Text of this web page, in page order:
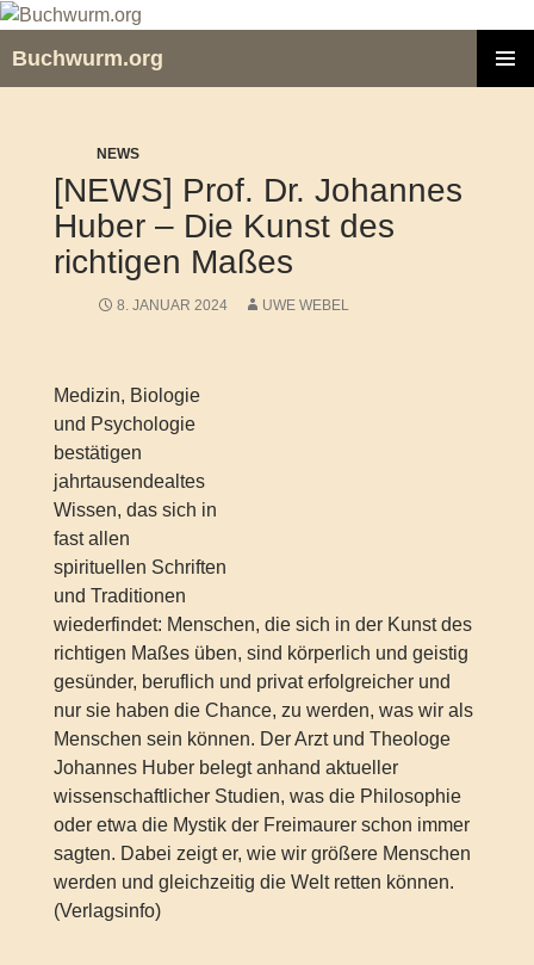
Zum
springen
Buchwurm.org
NEWS
[NEWS] Prof. Dr. Johannes
Huber – Die Kunst des
richtigen Maßes
8. JANUAR 2024 UWE WEBEL
Medizin, Biologie
und Psychologie
bestätigen
jahrtausendealtes
Wissen, das sich in
fast allen
spirituellen Schriften
und Traditionen
wiederfindet: Menschen, die sich in der Kunst des
richtigen Maßes üben, sind körperlich und geistig
gesünder, beruflich und privat erfolgreicher und
nur sie haben die Chance, zu werden, was wir als
Menschen sein können. Der Arzt und Theologe
Johannes Huber belegt anhand aktueller
wissenschaftlicher Studien, was die Philosophie
oder etwa die Mystik der Freimaurer schon immer
sagten. Dabei zeigt er, wie wir größere Menschen
werden und gleichzeitig die Welt retten können.
(Verlagsinfo)